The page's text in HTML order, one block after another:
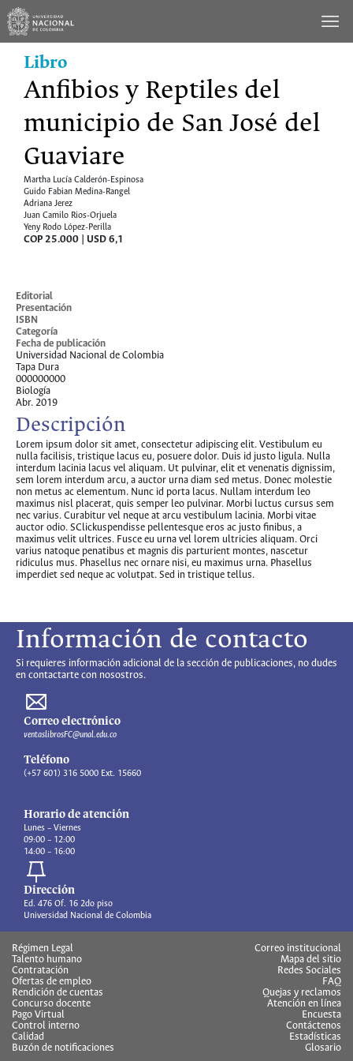
Saltar
contenido
Libro
Anfibios y Reptiles del
municipio de San José del
Guaviare
Martha Lucía Calderón-Espinosa
Guido Fabian Medina-Rangel
Adriana Jerez
Juan Camilo Rios-Orjuela
Yeny Rodo López-Perilla
COP 25.000 | USD 6,1
Editorial
Presentación
ISBN
Categoría
Fecha de publicación
Universidad Nacional de Colombia
Tapa Dura
000000000
Biología
Abr. 2019
Descripción
Lorem ipsum dolor sit amet, consectetur adipiscing elit. Vestibulum eu
nulla facilisis, tristique lacus eu, posuere dolor. Duis id justo ligula. Nulla
interdum lacinia lacus vel aliquam. Ut pulvinar, elit et venenatis dignissim,
sem lorem interdum arcu, a auctor urna diam sed metus. Donec molestie
non metus ac elementum. Nunc id porta lacus. Nullam interdum leo
maximus nisl placerat, quis semper leo pulvinar. Morbi luctus cursus sem
nec varius. Curabitur vel neque at arcu vestibulum lacinia. Morbi vitae
auctor odio. SClickuspendisse pellentesque eros ac justo finibus, a
maximus velit ultrices. Fusce eu urna vel lorem ultricies aliquam. Orci
varius natoque penatibus et magnis dis parturient montes, nascetur
ridiculus mus. Phasellus nec ornare nisi, eu maximus urna. Phasellus
imperdiet sed neque ac volutpat. Sed in tristique tellus.
Información de contacto
Si requieres información adicional de la sección de publicaciones, no dudes
en contactarte con nosostros.
Correo electrónico
ventaslibrosFC@unal.edu.co
Teléfono
(+57 601) 316 5000 Ext. 15660
Horario de atención
Lunes – Viernes
09:00 – 12:00
14:00 – 16:00
Dirección
Ed. 476 Of. 16 2do piso
Universidad Nacional de Colombia
Régimen Legal
Talento humano
Contratación
Ofertas de empleo
Rendición de cuentas
Concurso docente
Pago Virtual
Control interno
Calidad
Buzón de notificaciones
Correo institucional
Mapa del sitio
Redes Sociales
FAQ
Quejas y reclamos
Atención en línea
Encuesta
Contáctenos
Estadísticas
Glosario